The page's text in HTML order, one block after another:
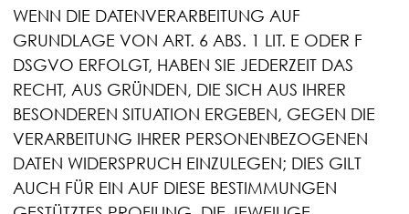
WENN DIE DATENVERARBEITUNG AUF
GRUNDLAGE VON ART. 6 ABS. 1 LIT. E ODER F
DSGVO ERFOLGT, HABEN SIE JEDERZEIT DAS
RECHT, AUS GRÜNDEN, DIE SICH AUS IHRER
BESONDEREN SITUATION ERGEBEN, GEGEN DIE
VERARBEITUNG IHRER PERSONENBEZOGENEN
DATEN WIDERSPRUCH EINZULEGEN; DIES GILT
AUCH FÜR EIN AUF DIESE BESTIMMUNGEN